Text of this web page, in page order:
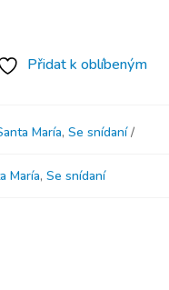
Přidat k oblíbeným
María, Se snídaní
María, Se snídaní